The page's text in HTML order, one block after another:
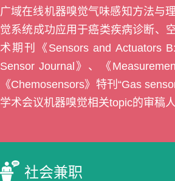
广域在线机器嗅觉气味感知方法与
觉系统成功应用于癌类疾病诊断、
术期刊《 Sensors and Actuators
Sensor Journal 》、《
《Chemosensors》特刊“Gas
学术会议机器嗅觉相关topic的审稿人
社会兼职